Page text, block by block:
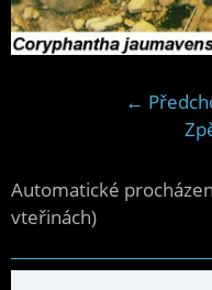
←
Automatické
vteřinách)